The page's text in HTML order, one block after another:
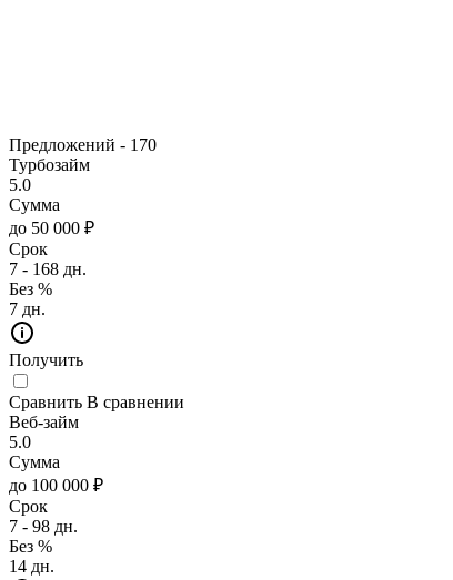
Предложений - 170
Турбозайм
5.0
Сумма
до 50 000 ₽
Срок
7 - 168 дн.
Без %
7 дн.
Получить
Сравнить В сравнении
Веб-займ
5.0
Сумма
до 100 000 ₽
Срок
7 - 98 дн.
Без %
14 дн.